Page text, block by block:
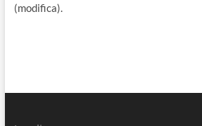
(modifica).